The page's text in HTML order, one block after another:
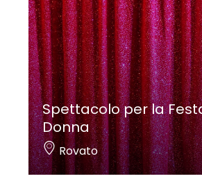
Spettacolo per la
Donna
Rovato